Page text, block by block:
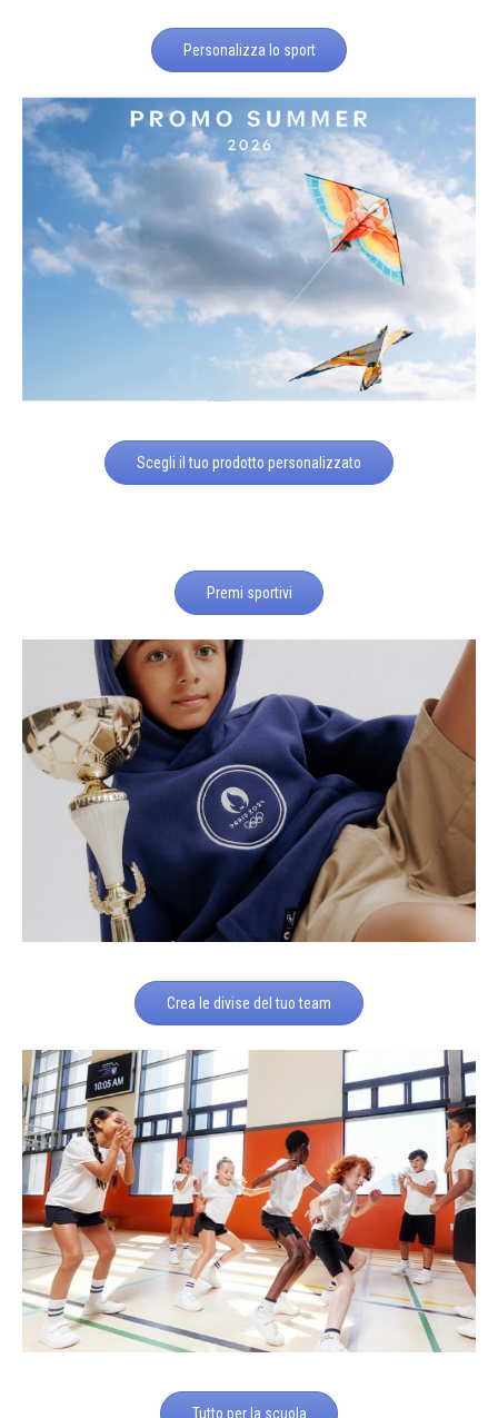
Personalizza lo sport
Scegli il tuo prodotto personalizzato
Premi sportivi
Crea le divise del tuo team
Tutto per la scuola